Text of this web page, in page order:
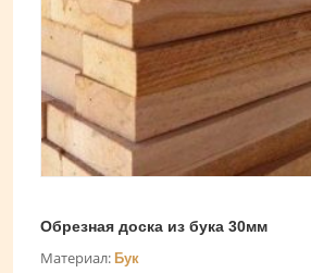
Обрезная доска из бука 30мм
Материал: Бук